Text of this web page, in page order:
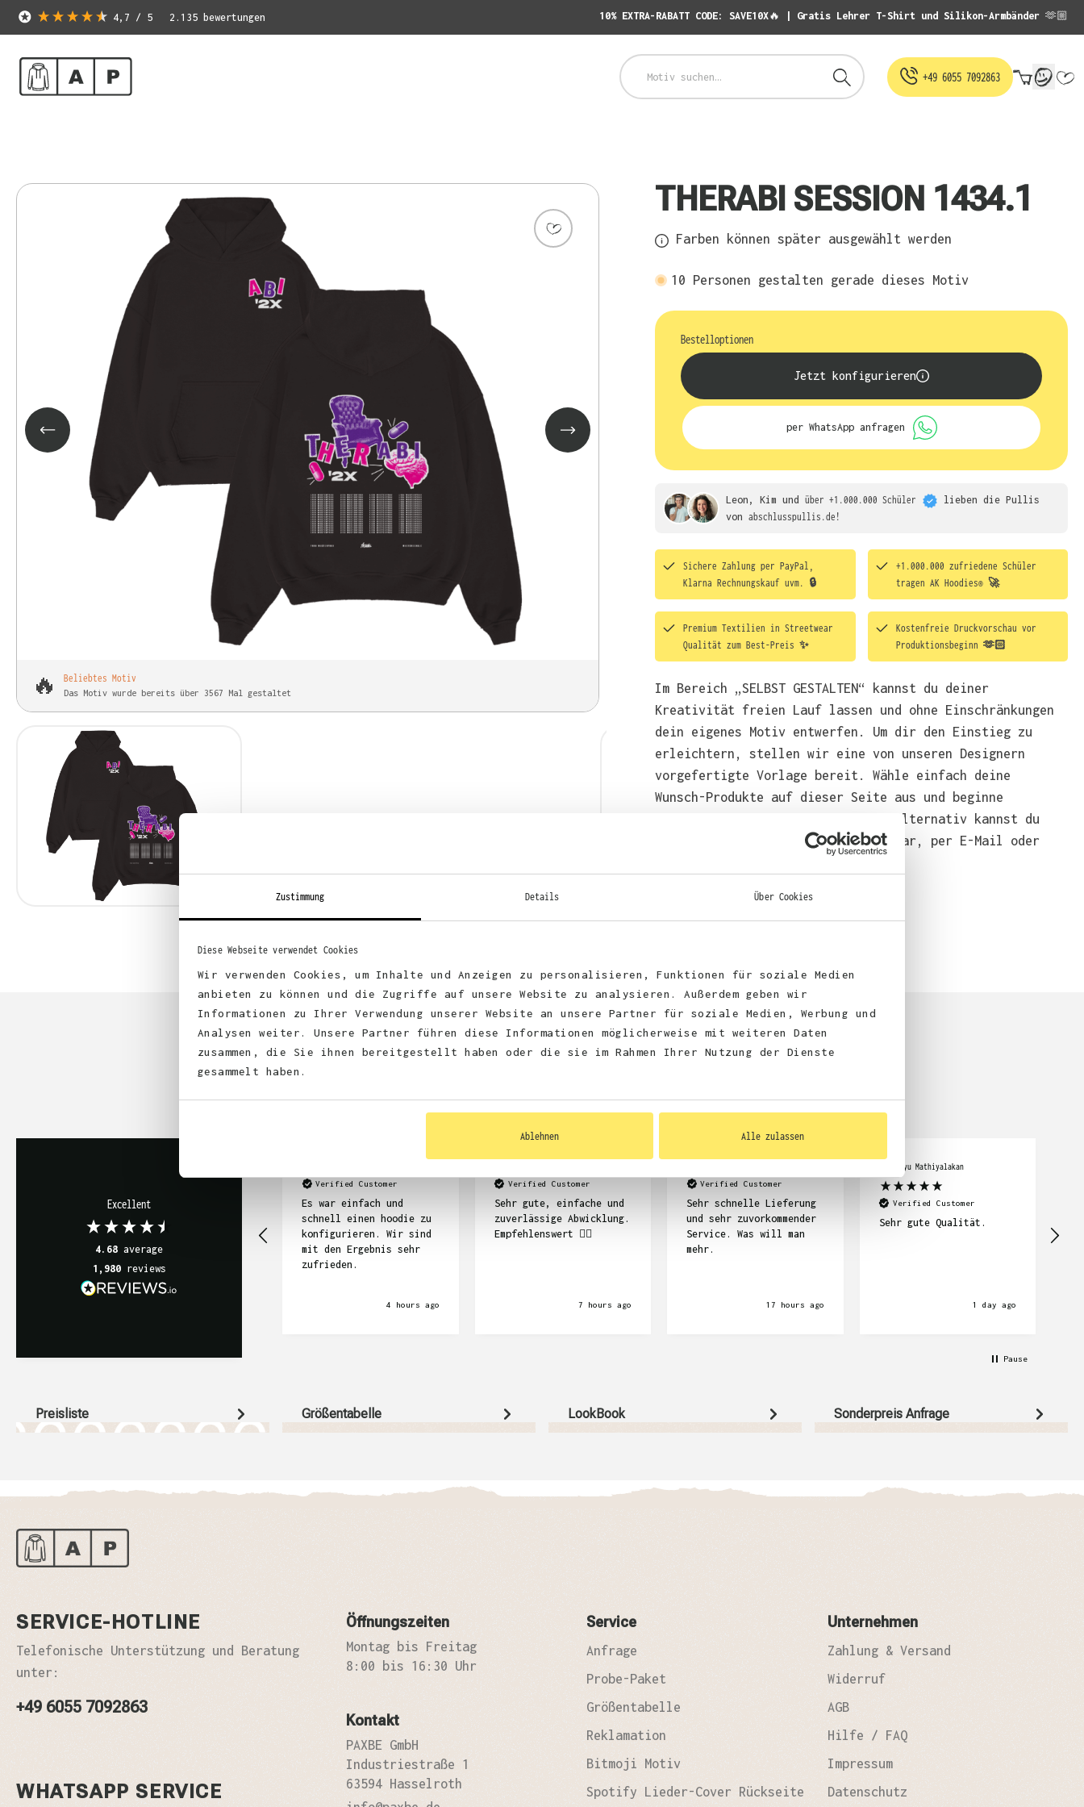
Zustimmung Details Über Cookies
Diese Webseite verwendet Cookies
Wir verwenden Cookies, um Inhalte und Anzeigen zu personalisieren, Funktionen für soziale Medien
anbieten zu können und die Zugriffe auf unsere Website zu analysieren. Außerdem geben wir
Informationen zu Ihrer Verwendung unserer Website an unsere Partner für soziale Medien, Werbung und
Analysen weiter. Unsere Partner führen diese Informationen möglicherweise mit weiteren Daten
zusammen, die Sie ihnen bereitgestellt haben oder die sie im Rahmen Ihrer Nutzung der Dienste
gesammelt haben.
Ablehnen Alle zulassen
4,7 / 5 2.135 bewertungen 10% EXTRA-RABATT CODE: SAVE10X🔥 | Gratis Lehrer T-Shirt und Silikon-Armbänder 🫶🏼
+49 6055 7092863
🔥 Beliebtes Motiv
Das Motiv wurde bereits über 3567 Mal gestaltet
THERABI SESSION 1434.1
Farben können später ausgewählt werden
10 Personen gestalten gerade dieses Motiv
Bestelloptionen
Jetzt konfigurieren
per WhatsApp anfragen
Leon, Kim und über +1.000.000 Schüler lieben die Pullis
von abschlusspullis.de!
Sichere Zahlung per PayPal,
Klarna Rechnungskauf uvm. 🔒
+1.000.000 zufriedene Schüler
tragen AK Hoodies® 🚀
Premium Textilien in Streetwear
Qualität zum Best-Preis ✨
Kostenfreie Druckvorschau vor
Produktionsbeginn 🫶🏻
Im Bereich „SELBST GESTALTEN“ kannst du deiner
Kreativität freien Lauf lassen und ohne Einschränkungen
dein eigenes Motiv entwerfen. Um dir den Einstieg zu
erleichtern, stellen wir eine von unseren Designern
vorgefertigte Vorlage bereit. Wähle einfach deine
Wunsch-Produkte auf dieser Seite aus und beginne
anschließend mit der Gestaltung. Alternativ kannst du
auch bequem über das Bestellformular, per E-Mail oder
Excellent
4.68 average
1,980 reviews
Verified Customer
Es war einfach und
schnell einen hoodie zu
konfigurieren. Wir sind
mit den Ergebnis sehr
zufrieden.
4 hours ago
Verified Customer
Sehr gute, einfache und
zuverlässige Abwicklung.
Empfehlenswert ☝🏽
7 hours ago
Verified Customer
Sehr schnelle Lieferung
und sehr zuvorkommender
Service. Was will man
mehr.
17 hours ago
Abimanyu Mathiyalakan
Verified Customer
Sehr gute Qualität.
1 day ago
Pause
Preisliste Größentabelle LookBook Sonderpreis Anfrage
SERVICE-HOTLINE
Telefonische Unterstützung und Beratung
unter:
+49 6055 7092863
WHATSAPP SERVICE
Öffnungszeiten
Montag bis Freitag
8:00 bis 16:30 Uhr
Kontakt
PAXBE GmbH
Industriestraße 1
63594 Hasselroth
Service
Anfrage
Probe-Paket
Größentabelle
Reklamation
Bitmoji Motiv
Spotify Lieder-Cover Rückseite
Unternehmen
Zahlung & Versand
Widerruf
AGB
Hilfe / FAQ
Impressum
Datenschutz